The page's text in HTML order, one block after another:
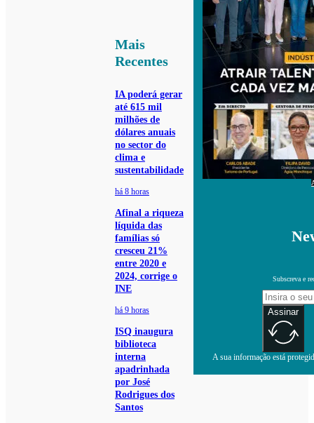
Mais
Recentes
IA poderá gerar
até 615 mil
milhões de
dólares anuais
no sector do
clima e
sustentabilidade
há 8 horas
Afinal a riqueza
líquida das
famílias só
cresceu 21%
entre 2020 e
2024, corrige o
INE
há 9 horas
ISQ inaugura
biblioteca
interna
apadrinhada
por José
Rodrigues dos
Santos
Subscreva e
Assinar
A sua informação está